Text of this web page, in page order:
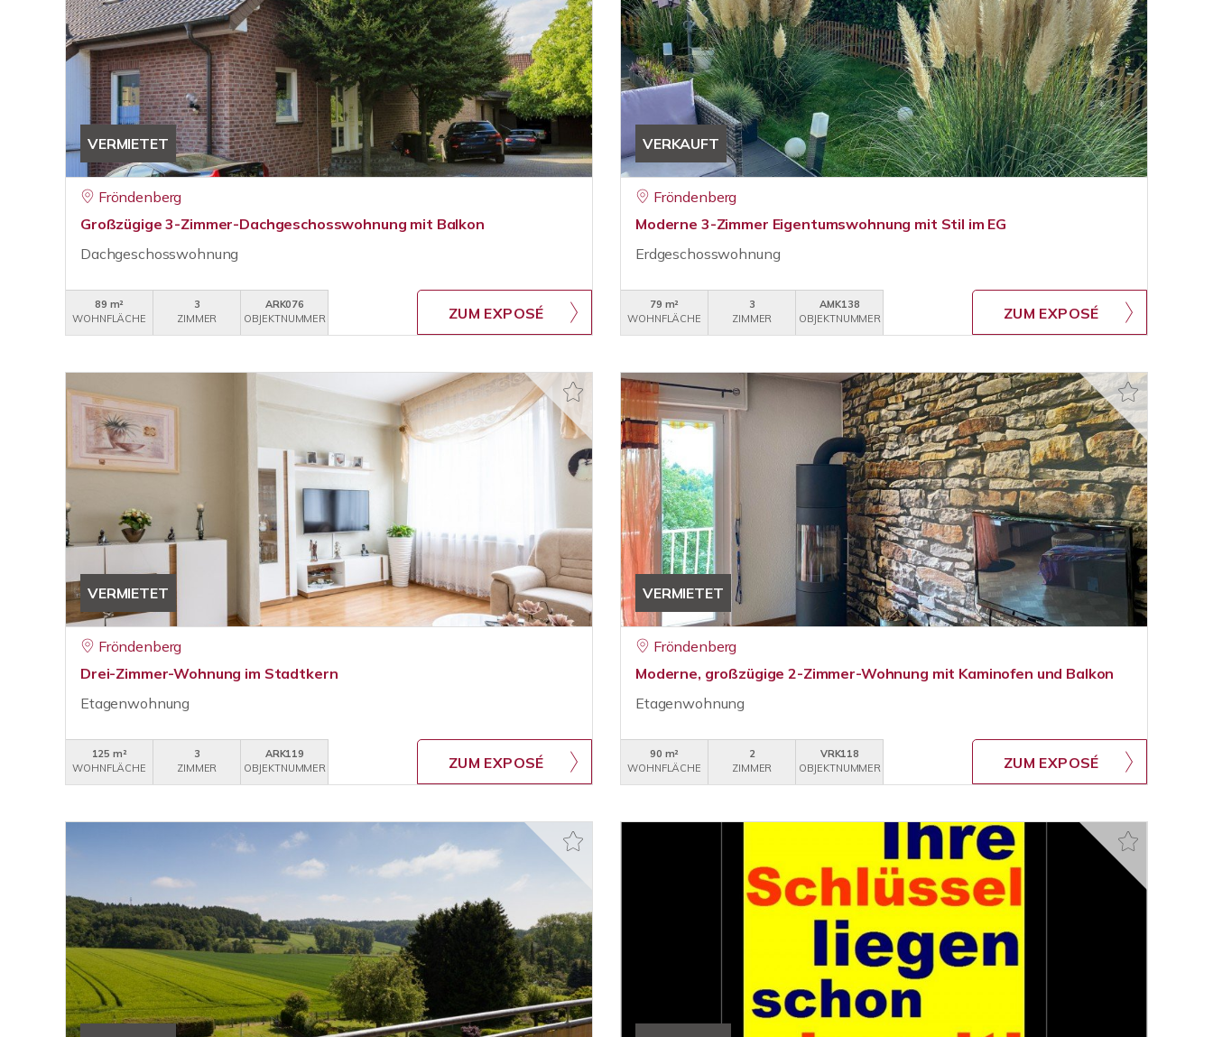
VERMIETET
Fröndenberg
Großzügige 3-Zimmer-Dachgeschosswohnung mit Balkon
Dachgeschosswohnung
89 m²
WOHNFLÄCHE
3
ZIMMER
ARK076
OBJEKTNUMMER
ZUM EXPOSÉ
VERKAUFT
Fröndenberg
Moderne 3-Zimmer Eigentumswohnung mit Stil im EG
Erdgeschosswohnung
79 m²
WOHNFLÄCHE
3
ZIMMER
AMK138
OBJEKTNUMMER
ZUM EXPOSÉ
VERMIETET
Fröndenberg
Drei-Zimmer-Wohnung im Stadtkern
Etagenwohnung
125 m²
WOHNFLÄCHE
3
ZIMMER
ARK119
OBJEKTNUMMER
ZUM EXPOSÉ
VERMIETET
Fröndenberg
Moderne, großzügige 2-Zimmer-Wohnung mit Kaminofen und Balkon
Etagenwohnung
90 m²
WOHNFLÄCHE
2
ZIMMER
VRK118
OBJEKTNUMMER
ZUM EXPOSÉ